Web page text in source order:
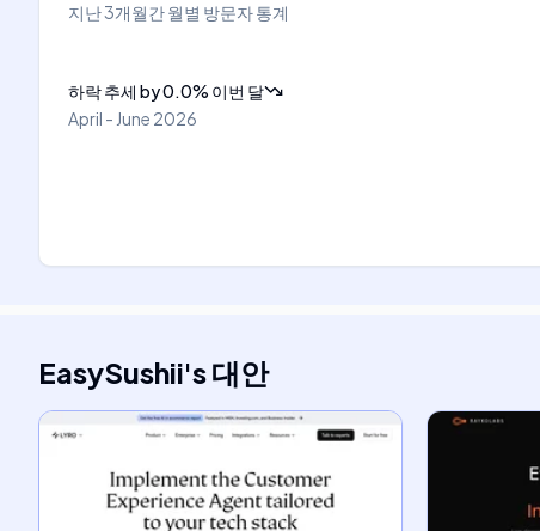
지난 3개월간 월별 방문자 통계
하락 추세 by0.0% 이번 달
April - June 2026
EasySushii's대안